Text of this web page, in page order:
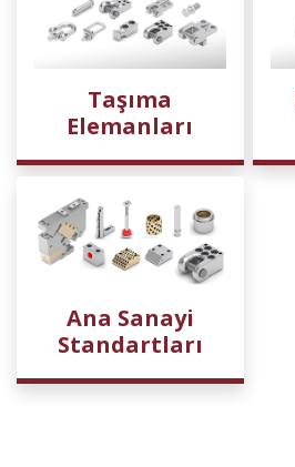
Taşıma
Elemanları
Ana Sanayi
Standartları